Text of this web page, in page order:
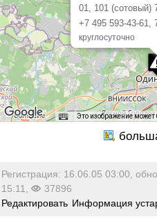
01, 101 (сотовый)
+7 495 593-43-61,
круглосуточно
Это изображение
Регистрация: 16.06.05 03:00,
15:11,
37896
Редактировать Информация